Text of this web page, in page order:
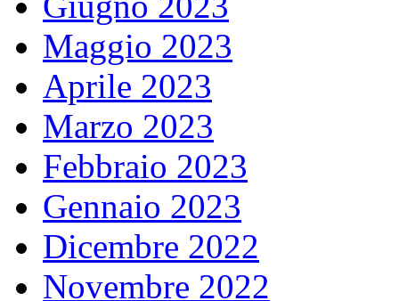
Maggio 2023
Aprile 2023
Marzo 2023
Febbraio 2023
Gennaio 2023
Dicembre 2022
Novembre 2022